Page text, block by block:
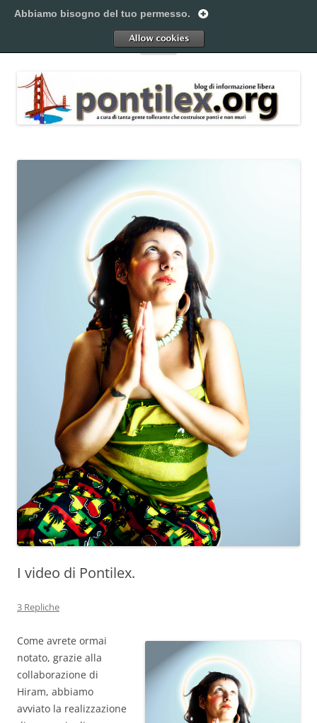
al
Pontilex
Menu
I video di Pontilex.
3 Repliche
Come avrete ormai
notato, grazie alla
collaborazione di
Hiram, abbiamo
avviato la realizzazione
Abbiamo bisogno del tuo permesso.